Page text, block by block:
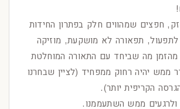
חפצים שמהווים חלק בפתרון החידות
תפאורה לא מושקעת, מוזיקה
מה שביחד עם התאורה המוחלטת
ממש יהיה רחוק ממפחיד (לציין שבחרנו
הקריפית יותר).